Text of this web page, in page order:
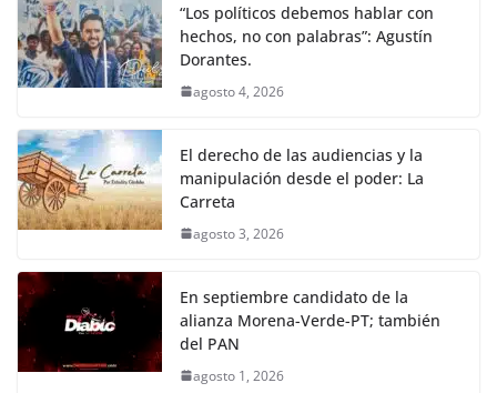
“Los políticos debemos hablar con
hechos, no con palabras”: Agustín
Dorantes.
agosto 4, 2026
El derecho de las audiencias y la
manipulación desde el poder: La
Carreta
agosto 3, 2026
En septiembre candidato de la
alianza Morena-Verde-PT; también
del PAN
agosto 1, 2026